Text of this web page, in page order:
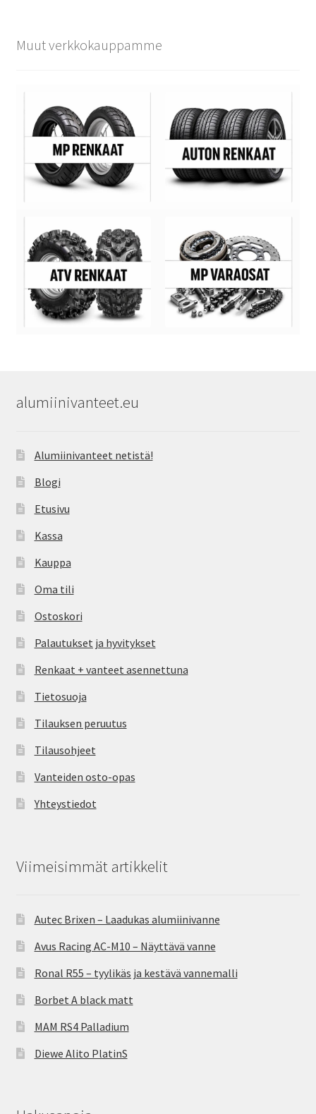
Muut verkkokauppamme
alumiinivanteet.eu
Alumiinivanteet netistä!
Blogi
Etusivu
Kassa
Kauppa
Oma tili
Ostoskori
Palautukset ja hyvitykset
Renkaat + vanteet asennettuna
Tietosuoja
Tilauksen peruutus
Tilausohjeet
Vanteiden osto-opas
Yhteystiedot
Viimeisimmät artikkelit
Autec Brixen – Laadukas alumiinivanne
Avus Racing AC-M10 – Näyttävä vanne
Ronal R55 – tyylikäs ja kestävä vannemalli
Borbet A black matt
MAM RS4 Palladium
Diewe Alito PlatinS